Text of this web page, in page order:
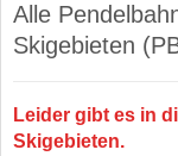
Alle
Skigebieten
Leider gibt es in
Skigebieten.